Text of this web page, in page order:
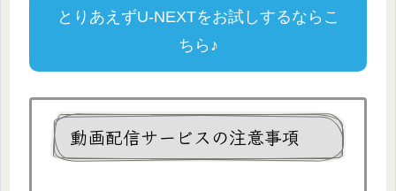
とりあえずU-NEXTをお試しするならこ
ちら♪
動画配信サービスの注意事項